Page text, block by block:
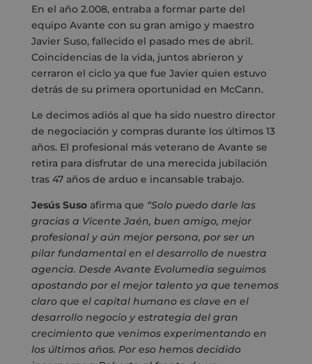
En el año 2.008, entraba a formar parte del
equipo Avante con su gran amigo y maestro
Javier Suso, fallecido el pasado mes de abril.
Coincidencias de la vida, juntos abrieron y
cerraron el ciclo ya que fue Javier quien estuvo
detrás de su primera oportunidad en McCann.
Le decimos adiós al que ha sido nuestro director
de negociación y compras durante los últimos 13
años. El profesional más veterano de Avante se
retira para disfrutar de una merecida jubilación
tras 47 años de arduo e incansable trabajo.
Jesús Susoafirma que “Solo puedo darle las
gracias a Vicente Jaén, buen amigo, mejor
profesional y aún mejor persona, por ser un
pilar fundamental en el desarrollo de nuestra
agencia. Desde Avante Evolumedia seguimos
apostando por el mejor talento ya que tenemos
claro que el capital humano es clave en el
desarrollo negocio y estrategia del gran
crecimiento que venimos experimentando en
los últimos años. Por eso hemos decidido